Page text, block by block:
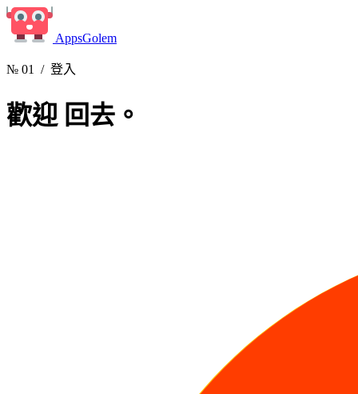
AppsGolem
№ 01 / 登入
歡迎 回去。